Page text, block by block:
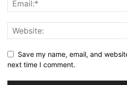
Save my name, email, and
next time I comment.